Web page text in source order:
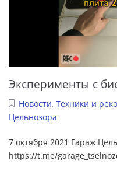
Эксперименты с
Новости, Техники и
Цельнозора
7 октября 2021 Гараж
https://t.me/